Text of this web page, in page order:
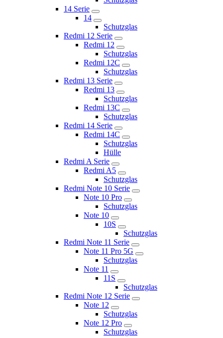
14 Serie
14
Schutzglas
Redmi 12 Serie
Redmi 12
Schutzglas
Redmi 12C
Schutzglas
Redmi 13 Serie
Redmi 13
Schutzglas
Redmi 13C
Schutzglas
Redmi 14 Serie
Redmi 14C
Schutzglas
Hülle
Redmi A Serie
Redmi A5
Schutzglas
Redmi Note 10 Serie
Note 10 Pro
Schutzglas
Note 10
10S
Schutzglas
Redmi Note 11 Serie
Note 11 Pro 5G
Schutzglas
Note 11
11S
Schutzglas
Redmi Note 12 Serie
Note 12
Schutzglas
Note 12 Pro
Schutzglas